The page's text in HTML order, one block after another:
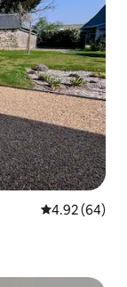
Calificación
4.92 (64)